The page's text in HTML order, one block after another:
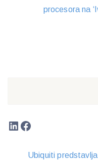
procesora na
LinkedIn
Facebook
Ubiquiti